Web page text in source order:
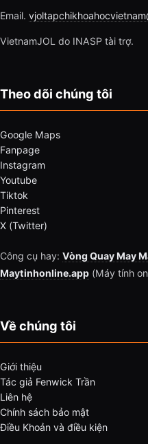
Email.
VietnamJOL do INASP tài trợ.
Theo dõi chúng tôi
Google Maps
Fanpage
Instagram
Youtube
Tiktok
Pinterest
X (Twitter)
Công cụ hay: Vòng Quay May
Maytinhonline.app (Máy tính
Về chúng tôi
Giới thiệu
Tác giả Fenwick Trần
Liên hệ
Chính sách bảo mật
Điều Khoản và điều kiện